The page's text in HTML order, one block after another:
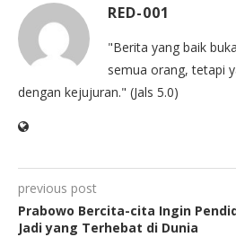
RED-001
"Berita yang baik
semua orang, tetapi
dengan kejujuran." (Jals 5.0)
previous post
Prabowo Bercita-cita Ingin
Jadi yang Terhebat di Dunia